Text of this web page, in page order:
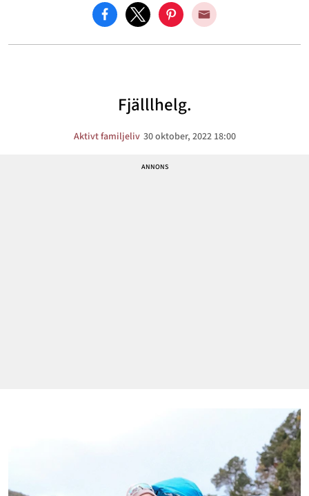
Fjälllhelg.
Aktivt familjeliv 30 oktober, 2022 18:00